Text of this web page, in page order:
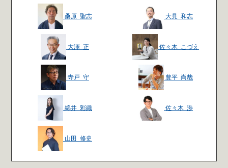
桑原 聖志 大見 和志
大澤 正 佐々木 こづえ
寺戸 守 豊平 尚哉
綿井 彩織 佐々木 渉
山田 修史